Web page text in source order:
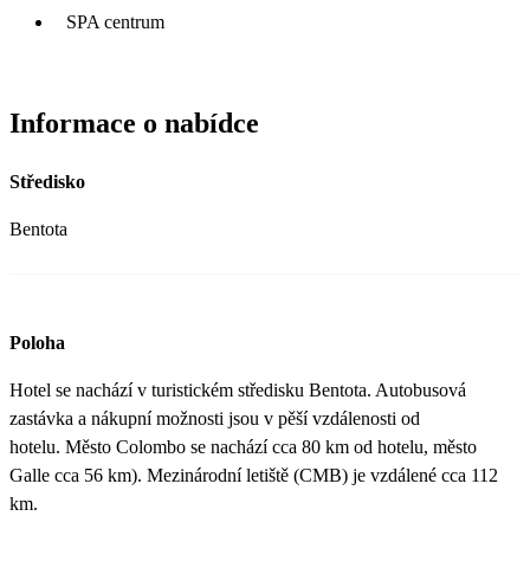
SPA centrum
Informace o nabídce
Středisko
Bentota
Poloha
Hotel se nachází v turistickém středisku Bentota. Autobusová
zastávka a nákupní možnosti jsou v pěší vzdálenosti od
hotelu. Město Colombo se nachází cca 80 km od hotelu, město
Galle cca 56 km). Mezinárodní letiště (CMB) je vzdálené cca 112
km.